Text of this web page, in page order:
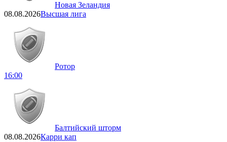
Новая Зеландия
08.08.2026Высшая лига
Ротор
16:00
Балтийский шторм
08.08.2026Карри кап